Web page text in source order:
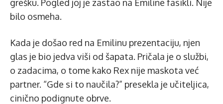
grešku. Pogled joj je zastao na Emiline fasikli. Nije
bilo osmeha.
Kada je došao red na Emilinu prezentaciju, njen
glas je bio jedva viši od šapata. Pričala je o službi,
o zadacima, o tome kako Rex nije maskota već
partner. “Gde si to naučila?” presekla je učiteljica,
cinično podignute obrve.